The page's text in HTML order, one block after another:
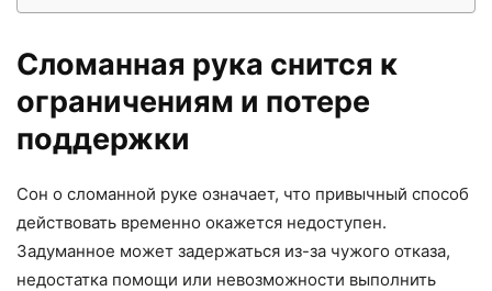
Сломанная рука снится к
ограничениям и потере
поддержки
Сон о сломанной руке означает, что привычный способ
действовать временно окажется недоступен.
Задуманное может задержаться из-за чужого отказа,
недостатка помощи или невозможности выполнить